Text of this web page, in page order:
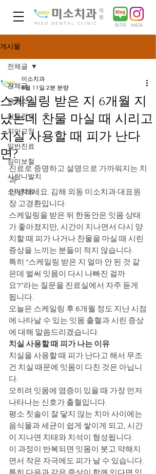
게시물
전체글
원장소개
임플란트
치아교정
일반진료
심미보철
사랑니발치
소아치료
전체글
스케일링 받은 지 6개월 지
났는데 찬물 마실 때 시리고
치실 사용할 때 피가 난다
면?
미소치과
6월 11일 2분 분량
진료로 증명하고 설명으로 가까워지는 치
과
안녕하세요. 김해 외동 미소치과 대표원
장 고경환입니다.
스케일링을 받은 뒤 한동안은 잇몸 상태
가 좋아졌지만, 시간이 지나면서 다시 양
치할 때 피가 나거나 찬물을 마실 때 시린
증상을 느끼는 분들이 적지 않습니다.
특히 "스케일링 받은 지 얼마 안 된 것 같
은데 벌써 잇몸이 다시 나빠진 걸까
요?"라는 질문을 진료실에서 자주 듣게
됩니다.
오늘은 스케일링 후 6개월 정도 지난 시점
에 나타날 수 있는 잇몸 출혈과 시린 증상
에 대해 말씀드리겠습니다.
치실 사용할 때 피가 나는 이유
치실을 사용할 때 피가 난다고 해서 무조
건 치실 때문에 잇몸이 다친 것은 아닙니
다.
오히려 잇몸에 염증이 있을 때 가장 먼저
나타나는 신호가 출혈입니다.
평소 칫솔이 잘 닿지 않는 치아 사이에는
음식물과 세균이 쉽게 쌓이게 되고, 시간
이 지나면 치태와 치석이 형성됩니다.
이 과정이 반복되면 잇몸이 붓고 약해지
면서 작은 자극에도 피가 날 수 있습니다.